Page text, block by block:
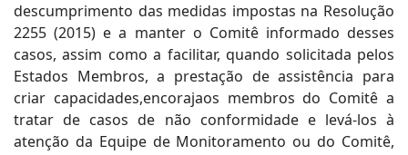
descumprimento das medidas impostas na Resolução
2255 (2015) e a manter o Comitê informado desses
casos, assim como a facilitar, quando solicitada pelos
Estados Membros, a prestação de assistência para
criar capacidades,encorajaos membros do Comitê a
tratar de casos de não conformidade e levá-los à
atenção da Equipe de Monitoramento ou do Comitê,